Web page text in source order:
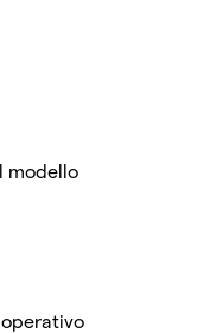
modello